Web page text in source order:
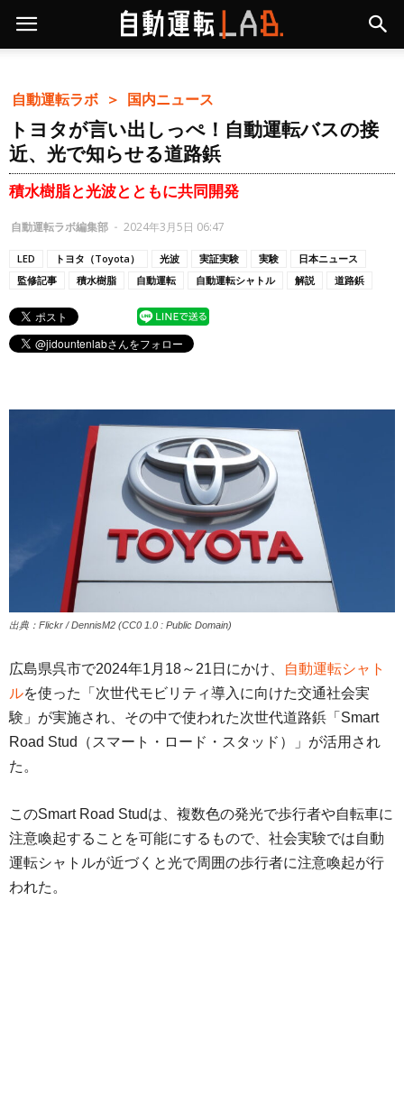
自動運転ラボ ＞ 国内ニュース
トヨタが言い出しっぺ！自動運転バスの接
近、光で知らせる道路鋲
積水樹脂と光波とともに共同開発
自動運転ラボ編集部 - 2024年3月5日 06:47
LED トヨタ（Toyota） 光波 実証実験 実験
日本ニュース
監修記事
積水樹脂 自動運転 自動運転シャトル 解説 道路鋲
出典：Flickr / DennisM2 (CC0 1.0 : Public Domain)
広島県呉市で2024年1月18～21日にかけ、
自動運転シャト
ルを使った「次世代モビリティ導入に向けた交通社会実
験」が実施され、その中で使われた次世代道路鋲「Smart
Road Stud（スマート・ロード・スタッド）」が活用され
た。
このSmart Road Studは、複数色の発光で歩行者や自転車に
注意喚起することを可能にするもので、社会実験では自動
運転シャトルが近づくと光で周囲の歩行者に注意喚起が行
われた。